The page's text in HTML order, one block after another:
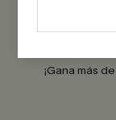
¡Gana más